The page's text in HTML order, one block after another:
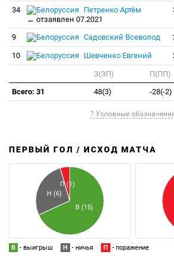
34
Петренко Артём
↔ отзаявлен 07.2021
9 Садовский Всеволод
10 Шевченко Евгений
З(ЗП) П(ПП)
Всего: 31
48(3) -28(-2)
? Условные
ПЕРВЫЙ ГОЛ / ИСХОД МАТЧА
В (15)
Н (6)
П (1)
В - выигрыш Н - ничья П - поражение